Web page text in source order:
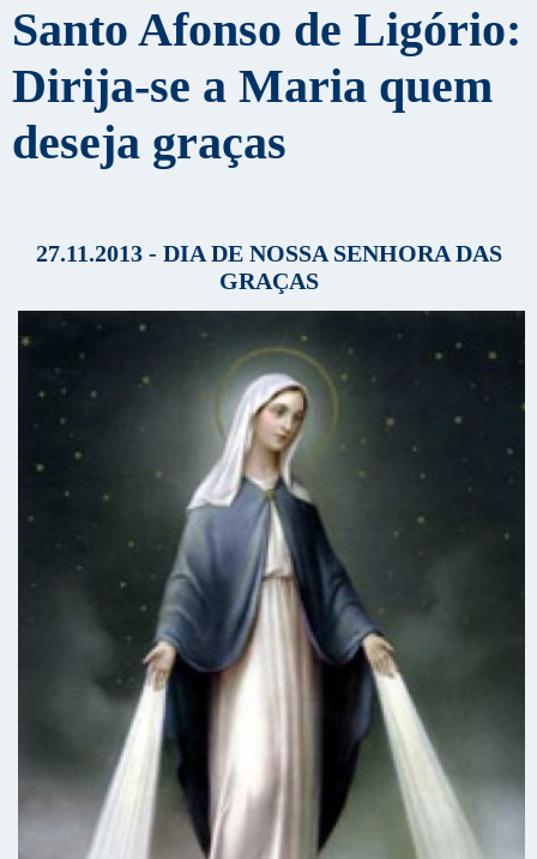
Santo Afonso de Ligório:
Dirija-se a Maria quem
deseja graças
27.11.2013 - DIA DE NOSSA SENHORA DAS
GRAÇAS